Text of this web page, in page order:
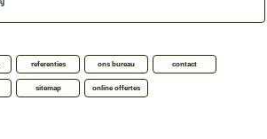
referenties ons bureau contact
sitemap online offertes